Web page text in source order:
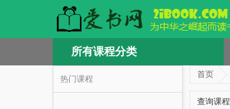
所有课程分类
热门课程 首页
查询课程